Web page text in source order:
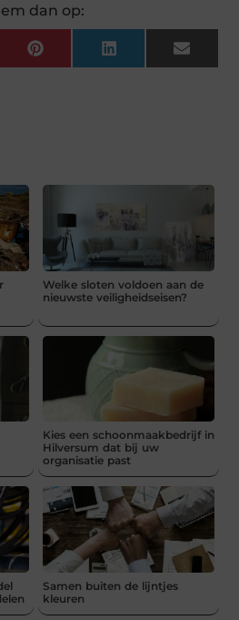
dan op:
PinterestLinkedInEmail
Welke sloten voldoen aan de
nieuwste veiligheidseisen?
Kies een schoonmaakbedrijf in
Hilversum dat bij uw
organisatie past
Samen buiten de lijntjes
kleuren